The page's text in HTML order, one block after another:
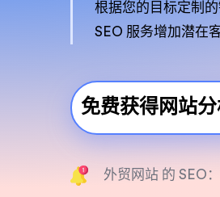
根据您的目标定制
SEO 服务增加潜在
免费获得网站
外贸网站 的 SEO